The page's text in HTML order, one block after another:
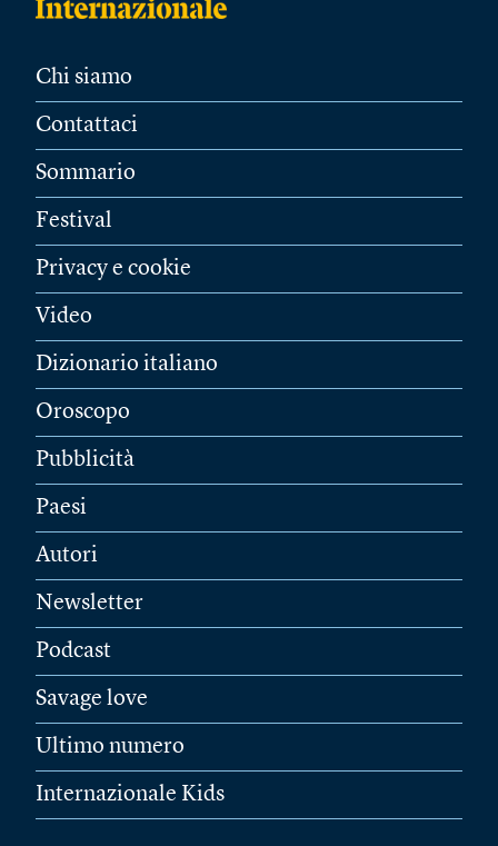
Chi siamo
Contattaci
Sommario
Festival
Privacy e cookie
Video
Dizionario italiano
Oroscopo
Pubblicità
Paesi
Autori
Newsletter
Podcast
Savage love
Ultimo numero
Internazionale Kids